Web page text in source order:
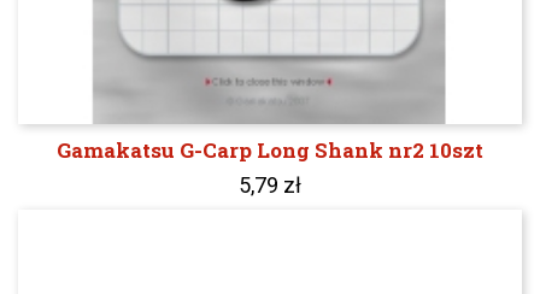
Gamakatsu G-Carp Long Shank nr2 10szt
5,79 zł